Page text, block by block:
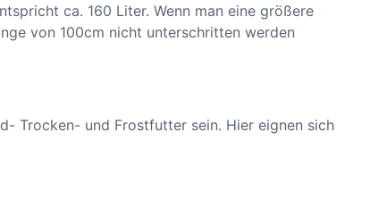
ca. 160 Liter. Wenn man eine größere
von 100cm nicht unterschritten werden
Trocken- und Frostfutter sein. Hier eignen sich